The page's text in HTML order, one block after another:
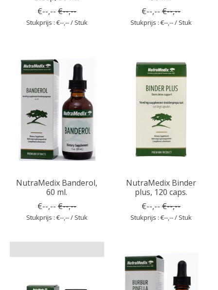
€--,-- €--,--
Stukprijs : €--,-- / Stuk
€--,-- €--,--
Stukprijs : €--,-- / Stuk
NutraMedix Banderol,
60 ml.
€--,-- €--,--
Stukprijs : €--,-- / Stuk
NutraMedix Binder
plus, 120 caps.
€--,-- €--,--
Stukprijs : €--,-- / Stuk